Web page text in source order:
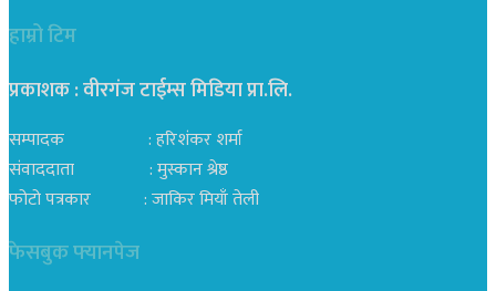
हाम्रो टिम
प्रकाशक : वीरगंज टाईम्स मिडिया प्रा‍.लि.
सम्पादक : हरिशंकर शर्मा
संवाददाता : मुस्कान श्रेष्ठ
फोटो पत्रकार : जाकिर मियाँ तेली
फेसबुक फ्यानपेज